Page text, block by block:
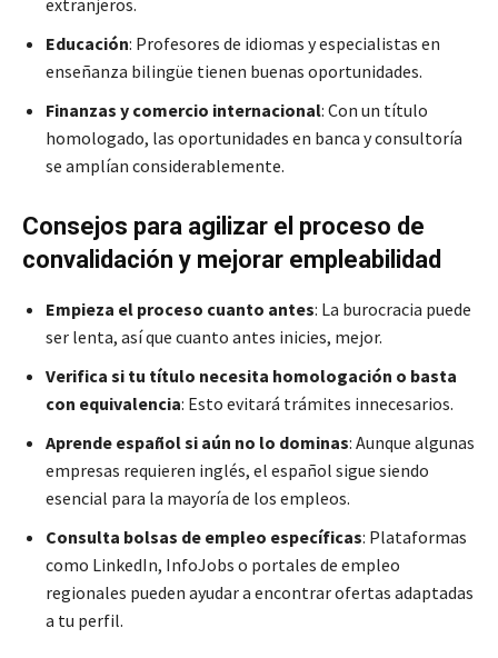
Educación: Profesores de idiomas y especialistas en
enseñanza bilingüe tienen buenas oportunidades.
Finanzas y comercio internacional: Con un título
homologado, las oportunidades en banca y consultoría
se amplían considerablemente.
Consejos para agilizar el proceso de
convalidación y mejorar empleabilidad
Empieza el proceso cuanto antes: La burocracia puede
ser lenta, así que cuanto antes inicies, mejor.
Verifica si tu título necesita homologación o basta
con equivalencia: Esto evitará trámites innecesarios.
Aprende español si aún no lo dominas: Aunque algunas
empresas requieren inglés, el español sigue siendo
esencial para la mayoría de los empleos.
Consulta bolsas de empleo específicas: Plataformas
como LinkedIn, InfoJobs o portales de empleo
regionales pueden ayudar a encontrar ofertas adaptadas
a tu perfil.